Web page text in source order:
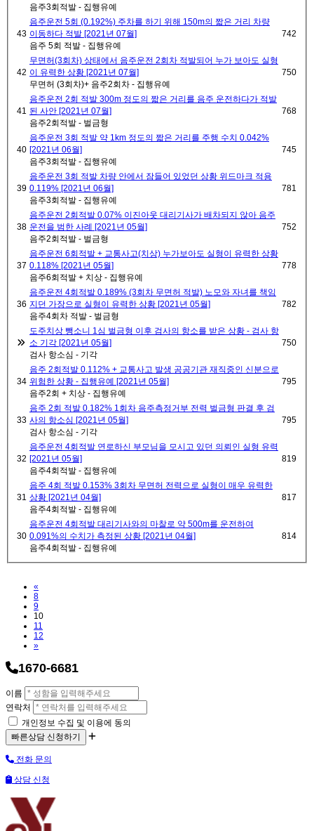
음주3회적발 - 집행유예
43
음주운전 5회 (0.192%) 주차를 하기 위해 150m의 짧은 거리 차량
이동하다 적발 [2021년 07월]
음주 5회 적발 - 집행유예
742
42
무면허(3회차) 상태에서 음주운전 2회차 적발되어 누가 보아도 실형
이 유력한 상황 [2021년 07월]
무면허 (3회차)+ 음주2회차 - 집행유예
750
41
음주운전 2회 적발 300m 정도의 짧은 거리를 음주 운전하다가 적발
된 사안 [2021년 07월]
음주2회적발 - 벌금형
768
40
음주운전 3회 적발 약 1km 정도의 짧은 거리를 주행 수치 0.042%
[2021년 06월]
음주3회적발 - 집행유예
745
39
음주운전 3회 적발 차량 안에서 잠들어 있었던 상황 위드마크 적용
0.119% [2021년 06월]
음주3회적발 - 집행유예
781
38
음주운전 2회적발 0.07% 이진아웃 대리기사가 배차되지 않아 음주
운전을 범한 사례 [2021년 05월]
음주2회적발 - 벌금형
752
37
음주운전 6회적발 + 교통사고(치상) 누가보아도 실형이 유력한 상황
0.118% [2021년 05월]
음주6회적발 + 치상 - 집행유예
778
36
음주운전 4회적발 0.189% (3회차 무면허 적발) 노모와 자녀를 책임
지던 가장으로 실형이 유력한 상황 [2021년 05월]
음주4회차 적발 - 벌금형
782
도주치상 뺑소니 1심 벌금형 이후 검사의 항소를 받은 상황 - 검사 항
소 기각 [2021년 05월]
검사 항소심 - 기각
750
34
음주 2회적발 0.112% + 교통사고 발생 공공기관 재직중인 신분으로
위험한 상황 - 집행유예 [2021년 05월]
음주2회 + 치상 - 집행유예
795
33
음주 2회 적발 0.182% 1회차 음주측정거부 전력 벌금형 판결 후 검
사의 항소심 [2021년 05월]
검사 항소심 - 기각
795
32
음주운전 4회적발 연로하신 부모님을 모시고 있던 의뢰인 실형 유력
[2021년 05월]
음주4회적발 - 집행유예
819
31
음주 4회 적발 0.153% 3회차 무면허 전력으로 실형이 매우 유력한
상황 [2021년 04월]
음주4회적발 - 집행유예
817
30
음주운전 4회적발 대리기사와의 마찰로 약 500m를 운전하여
0.091%의 수치가 측정된 상황 [2021년 04월]
음주4회적발 - 집행유예
814
«
8
9
10
11
12
»Next
1670-6681
이름
연락처
개인정보 수집 및 이용에 동의
전화 문의
상담 신청